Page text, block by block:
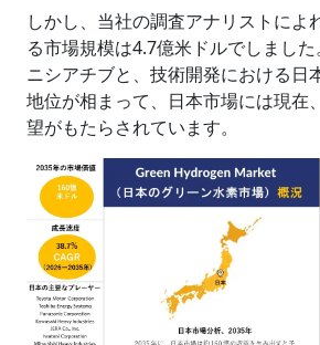
しかし、当社の調査アナリストによ
る市場規模は4.7億米ドルでしまし
ニシアチブと、技術開発における日
地位が相まって、日本市場には現在
望がもたらされています。